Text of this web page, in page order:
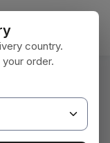
country.
order.